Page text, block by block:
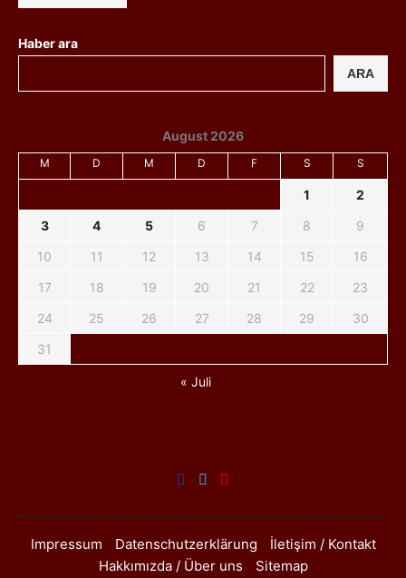
Haber ara
ARA
August 2026
M D M D F S S
1
2
3
4 5 6 7 8
9
10
11 12 13 14 15
16
17
18 19 20 21 22
23
24
25 26 27 28 29
30
31
« Juli
Impressum Datenschutzerklärung
İletişim / Kontakt
Hakkımızda / Über uns
Sitemap